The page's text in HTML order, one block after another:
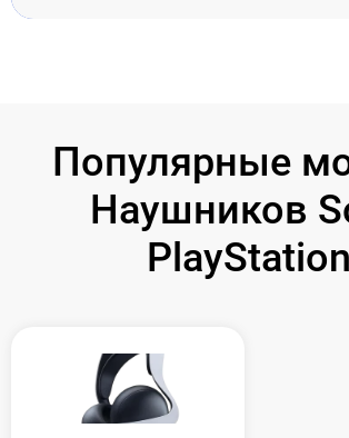
Популярные
Наушников
PlayStation